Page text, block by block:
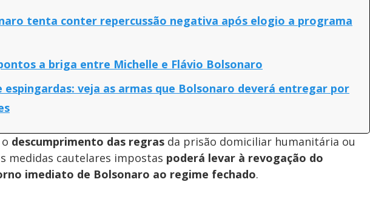
tenta conter repercussão negativa após elogio a programa
a briga entre Michelle e Flávio Bolsonaro
espingardas: veja as armas que Bolsonaro deverá entregar por
descumprimento das regras da prisão domiciliar humanitária ou
medidas cautelares impostas poderá levar à revogação do
imediato de Bolsonaro ao regime fechado.